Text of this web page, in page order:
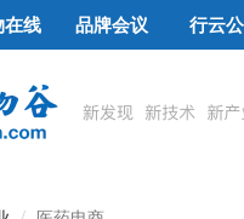
线 品牌会议 行云